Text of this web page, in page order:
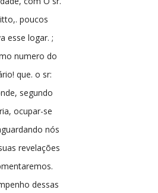
poucos
esse logar. ;
numero do
que. o sr:
segundo
ocupar-se
nós
revelações
dessas